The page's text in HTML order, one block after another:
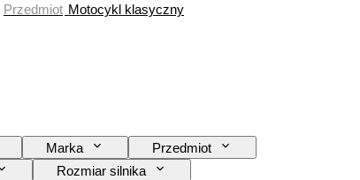
Przedmiot Motocykl klasyczny
Marka
Przedmiot
Rozmiar silnika